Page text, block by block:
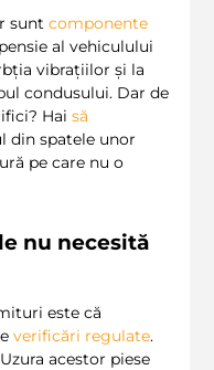
sunt componente
al vehiculului
vibrațiilor și la
condusului. Dar de
Hai să
din spatele unor
pe care nu o
nu necesită
este că
verificări regulate.
acestor piese